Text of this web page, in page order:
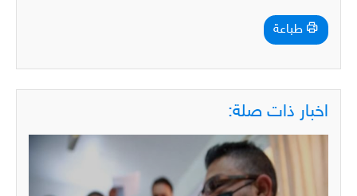
طباعة
اخبار ذات صلة: